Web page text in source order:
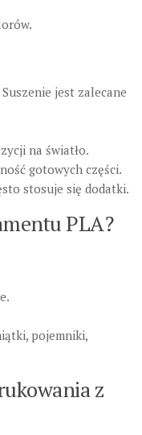
jest zalecane
na światło.
gotowych części.
stosuje się dodatki.
PLA?
pojemniki,
z